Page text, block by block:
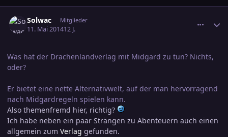
Solwac Mitglieder
11. Mai 201412 J.
Was hat der Drachenlandverlag mit Midgard zu tun? Nichts,
oder?
Er bietet eine nette Alternativwelt, auf der man hervorragend
nach Midgardregeln spielen kann.
Also themenfremd hier, richtig?
Ich habe neben ein paar Strängen zu Abenteuern auch einen
allgemein zum Verlag gefunden.